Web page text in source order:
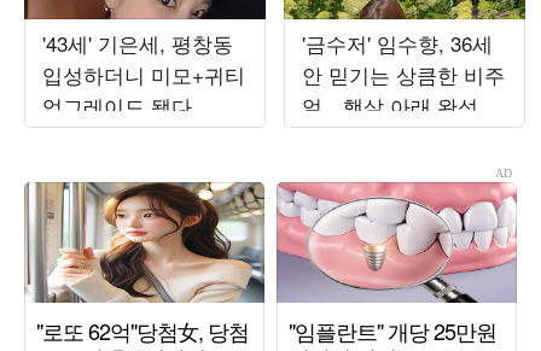
'43세' 기은세, 평창동
입성하더니 미모+귀티
업그레이드 됐다…압
도적 우아함
'금수저' 임수향, 36세
안 믿기는 상큼한 비주
얼…햇살 아래 완성한
그림 같은 미모